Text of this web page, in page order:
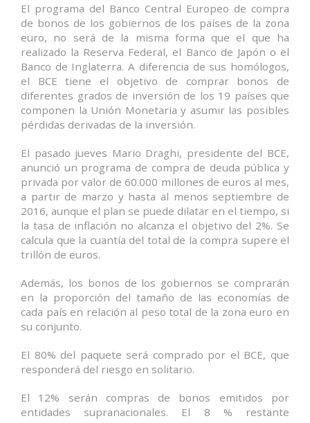
El programa del Banco Central Europeo de compra
de bonos de los gobiernos de los países de la zona
euro, no será de la misma forma que el que ha
realizado la Reserva Federal, el Banco de Japón o el
Banco de Inglaterra. A diferencia de sus homólogos,
el BCE tiene el objetivo de comprar bonos de
diferentes grados de inversión de los 19 países que
componen la Unión Monetaria y asumir las posibles
pérdidas derivadas de la inversión.
El pasado jueves Mario Draghi, presidente del BCE,
anunció un programa de compra de deuda pública y
privada por valor de 60.000 millones de euros al mes,
a partir de marzo y hasta al menos septiembre de
2016, aunque el plan se puede dilatar en el tiempo, si
la tasa de inflación no alcanza el objetivo del 2%. Se
calcula que la cuantía del total de la compra supere el
trillón de euros.
Además, los bonos de los gobiernos se comprarán
en la proporción del tamaño de las economías de
cada país en relación al peso total de la zona euro en
su conjunto.
El 80% del paquete será comprado por el BCE, que
responderá del riesgo en solitario.
El 12% serán compras de bonos emitidos por
entidades supranacionales. El 8 % restante